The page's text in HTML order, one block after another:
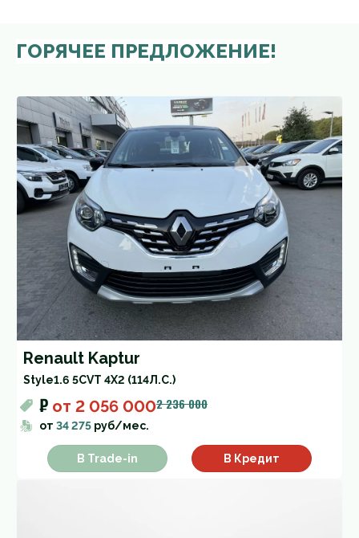
ГОРЯЧЕЕ ПРЕДЛОЖЕНИЕ!
Renault Kaptur
Style1.6 5CVT 4X2 (114Л.С.)
₽ от 2 056 0002 236 000
от 34 275 руб/мес.
В Trade-in В Кредит